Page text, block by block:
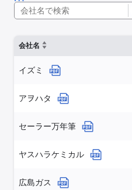
会社名
イズミ
アヲハタ
セーラー万年筆
ヤスハラケミカル
広島ガス